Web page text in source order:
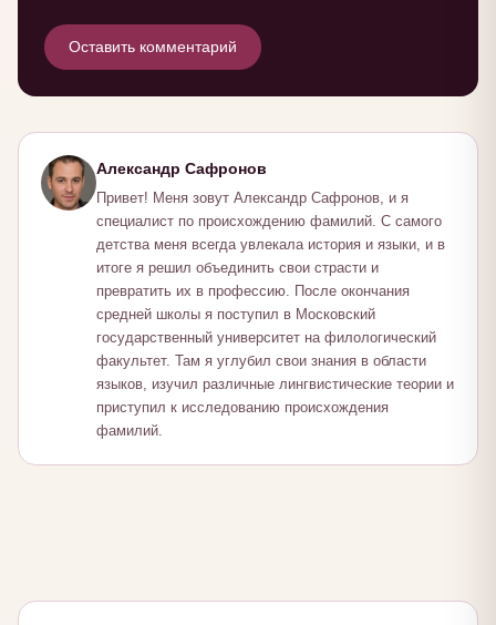
Оставить комментарий
Александр Сафронов
Привет! Меня зовут Александр Сафронов, и я
специалист по происхождению фамилий. С самого
детства меня всегда увлекала история и языки, и в
итоге я решил объединить свои страсти и
превратить их в профессию. После окончания
средней школы я поступил в Московский
государственный университет на филологический
факультет. Там я углубил свои знания в области
языков, изучил различные лингвистические теории и
приступил к исследованию происхождения
фамилий.